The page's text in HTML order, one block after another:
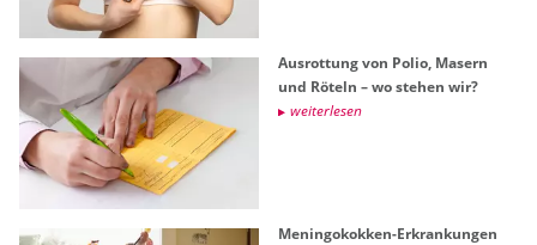
Aus­rot­tung von Polio, Ma­sern
und Rö­teln – wo ste­hen wir?
wei­ter­le­sen
Me­nin­go­kok­ken-Er­kran­kun­gen